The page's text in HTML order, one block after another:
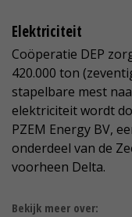
Elektriciteit
Coöperatie DEP
420.000 ton
stapelbare mest
elektriciteit wordt
PZEM Energy BV,
onderdeel van de
voorheen Delta.
Bekijk meer over: